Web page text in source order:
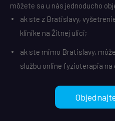
môžete sa u nás jednoducho
ak ste z Bratislavy,
klinike na Žitnej ulici;
ak ste mimo Bratislavy,
službu online fyzioterapia na